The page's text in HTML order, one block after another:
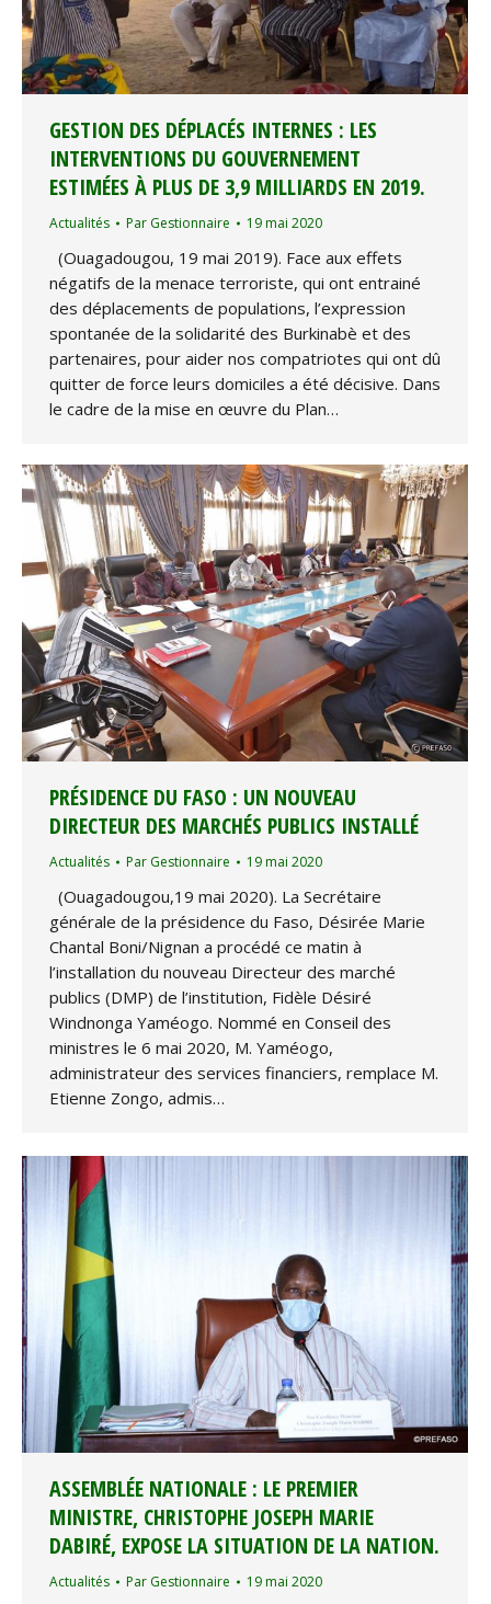
GESTION DES DÉPLACÉS INTERNES : LES
INTERVENTIONS DU GOUVERNEMENT
ESTIMÉES À PLUS DE 3,9 MILLIARDS EN 2019.
Actualités Par Gestionnaire 19 mai 2020
(Ouagadougou, 19 mai 2019). Face aux effets
négatifs de la menace terroriste, qui ont entrainé
des déplacements de populations, l’expression
spontanée de la solidarité des Burkinabè et des
partenaires, pour aider nos compatriotes qui ont dû
quitter de force leurs domiciles a été décisive. Dans
le cadre de la mise en œuvre du Plan…
PRÉSIDENCE DU FASO : UN NOUVEAU
DIRECTEUR DES MARCHÉS PUBLICS INSTALLÉ
Actualités Par Gestionnaire 19 mai 2020
(Ouagadougou,19 mai 2020). La Secrétaire
générale de la présidence du Faso, Désirée Marie
Chantal Boni/Nignan a procédé ce matin à
l’installation du nouveau Directeur des marché
publics (DMP) de l’institution, Fidèle Désiré
Windnonga Yaméogo. Nommé en Conseil des
ministres le 6 mai 2020, M. Yaméogo,
administrateur des services financiers, remplace M.
Etienne Zongo, admis…
ASSEMBLÉE NATIONALE : LE PREMIER
MINISTRE, CHRISTOPHE JOSEPH MARIE
DABIRÉ, EXPOSE LA SITUATION DE LA NATION.
Actualités Par Gestionnaire 19 mai 2020